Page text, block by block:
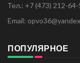
Тел.: +7 (473) 212-
Email:
ПОПУЛЯРНОЕ